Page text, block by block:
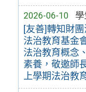
2026-06-10
[友善]轉知財
法治教育基金
法治教育概念
素養，敬邀師
上學期法治教